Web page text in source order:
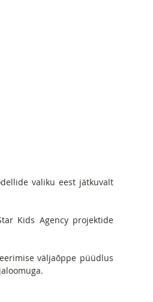
valiku eest jätkuvalt
Kids Agency projektide
väljaõppe püüdlus